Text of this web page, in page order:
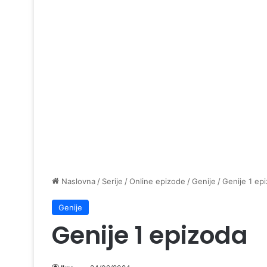
Naslovna / Serije /Online epizode /Genije /Genije 1
Genije
Genije 1 epizoda